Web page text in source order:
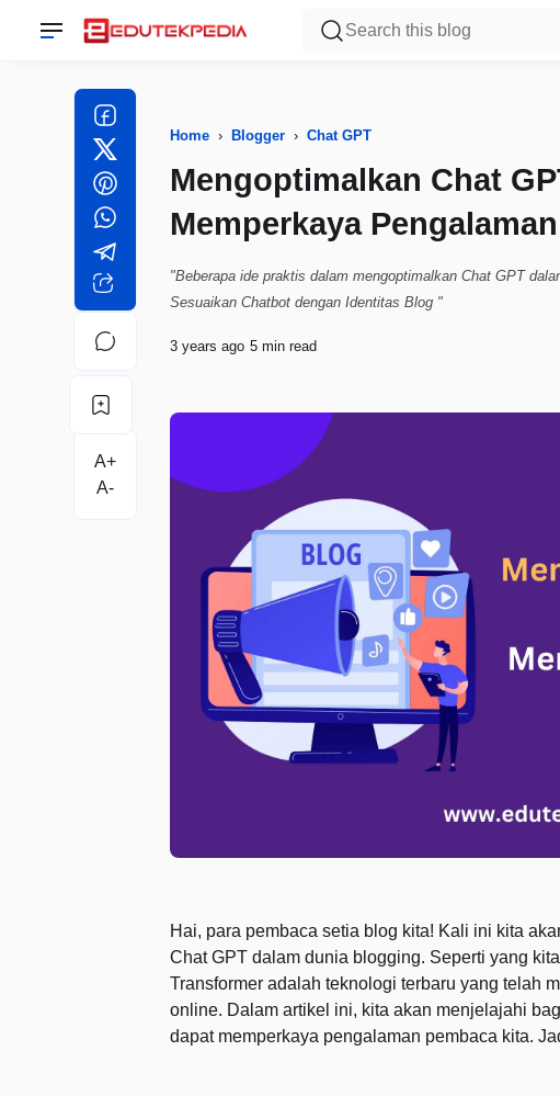
Home › Blogger ›Chat GPT
Mengoptimalkan Chat
Memperkaya
"Beberapa ide praktis dalam mengoptimalkan Chat GPT
Sesuaikan Chatbot dengan Identitas Blog "
3 years ago 5 min read
Hai, para pembaca setia blog kita! Kali ini kita
Chat GPT dalam dunia blogging. Seperti yang
Transformer adalah teknologi terbaru yang telah
online. Dalam artikel ini, kita akan menjelajahi
dapat memperkaya pengalaman pembaca kita.